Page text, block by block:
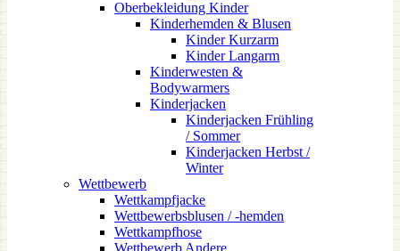
Oberbekleidung Kinder
Kinderhemden & Blusen
Kinder Kurzarm
Kinder Langarm
Kinderwesten &
Bodywarmers
Kinderjacken
Kinderjacken Frühling
/ Sommer
Kinderjacken Herbst /
Winter
Wettbewerb
Wettkampfjacke
Wettbewerbsblusen / -hemden
Wettkampfhose